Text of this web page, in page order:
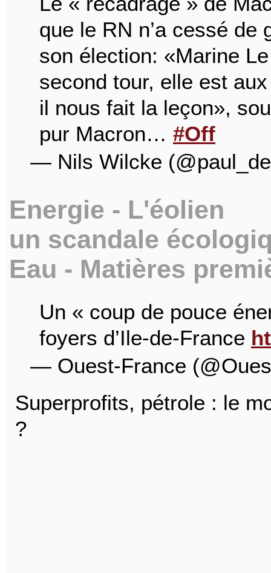
que le RN n’a cessé de
son élection: «Marine
second tour, elle est
il nous fait la leçon»,
pur Macron… #Off
— Nils Wilcke
Energie - L'éolien
un scandale
Eau - Matières
Un « coup de pouce
foyers d’Ile-de-France
— Ouest-France
Superprofits, pétrole : le
?